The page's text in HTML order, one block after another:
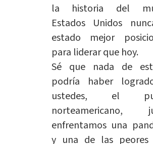
la historia del
Estados Unidos
estado mejor
para liderar que hoy.
Sé que nada de
podría haber
ustedes, el
norteamericano,
enfrentamos una
y una de las peores